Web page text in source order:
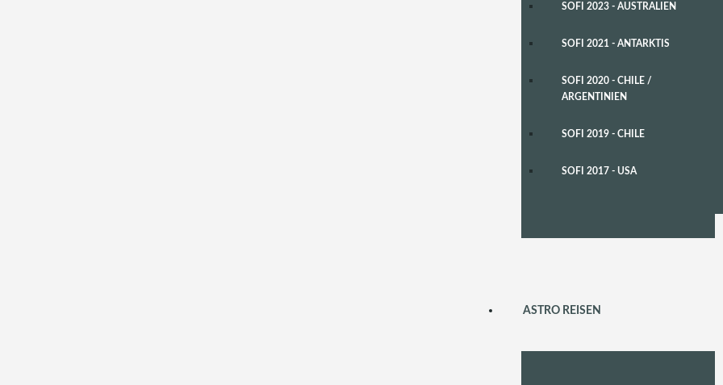
SOFI 2023 - AUSTRALIEN
SOFI 2021 - ANTARKTIS
SOFI 2020 - CHILE /
ARGENTINIEN
SOFI 2019 - CHILE
SOFI 2017 - USA
ASTRO REISEN